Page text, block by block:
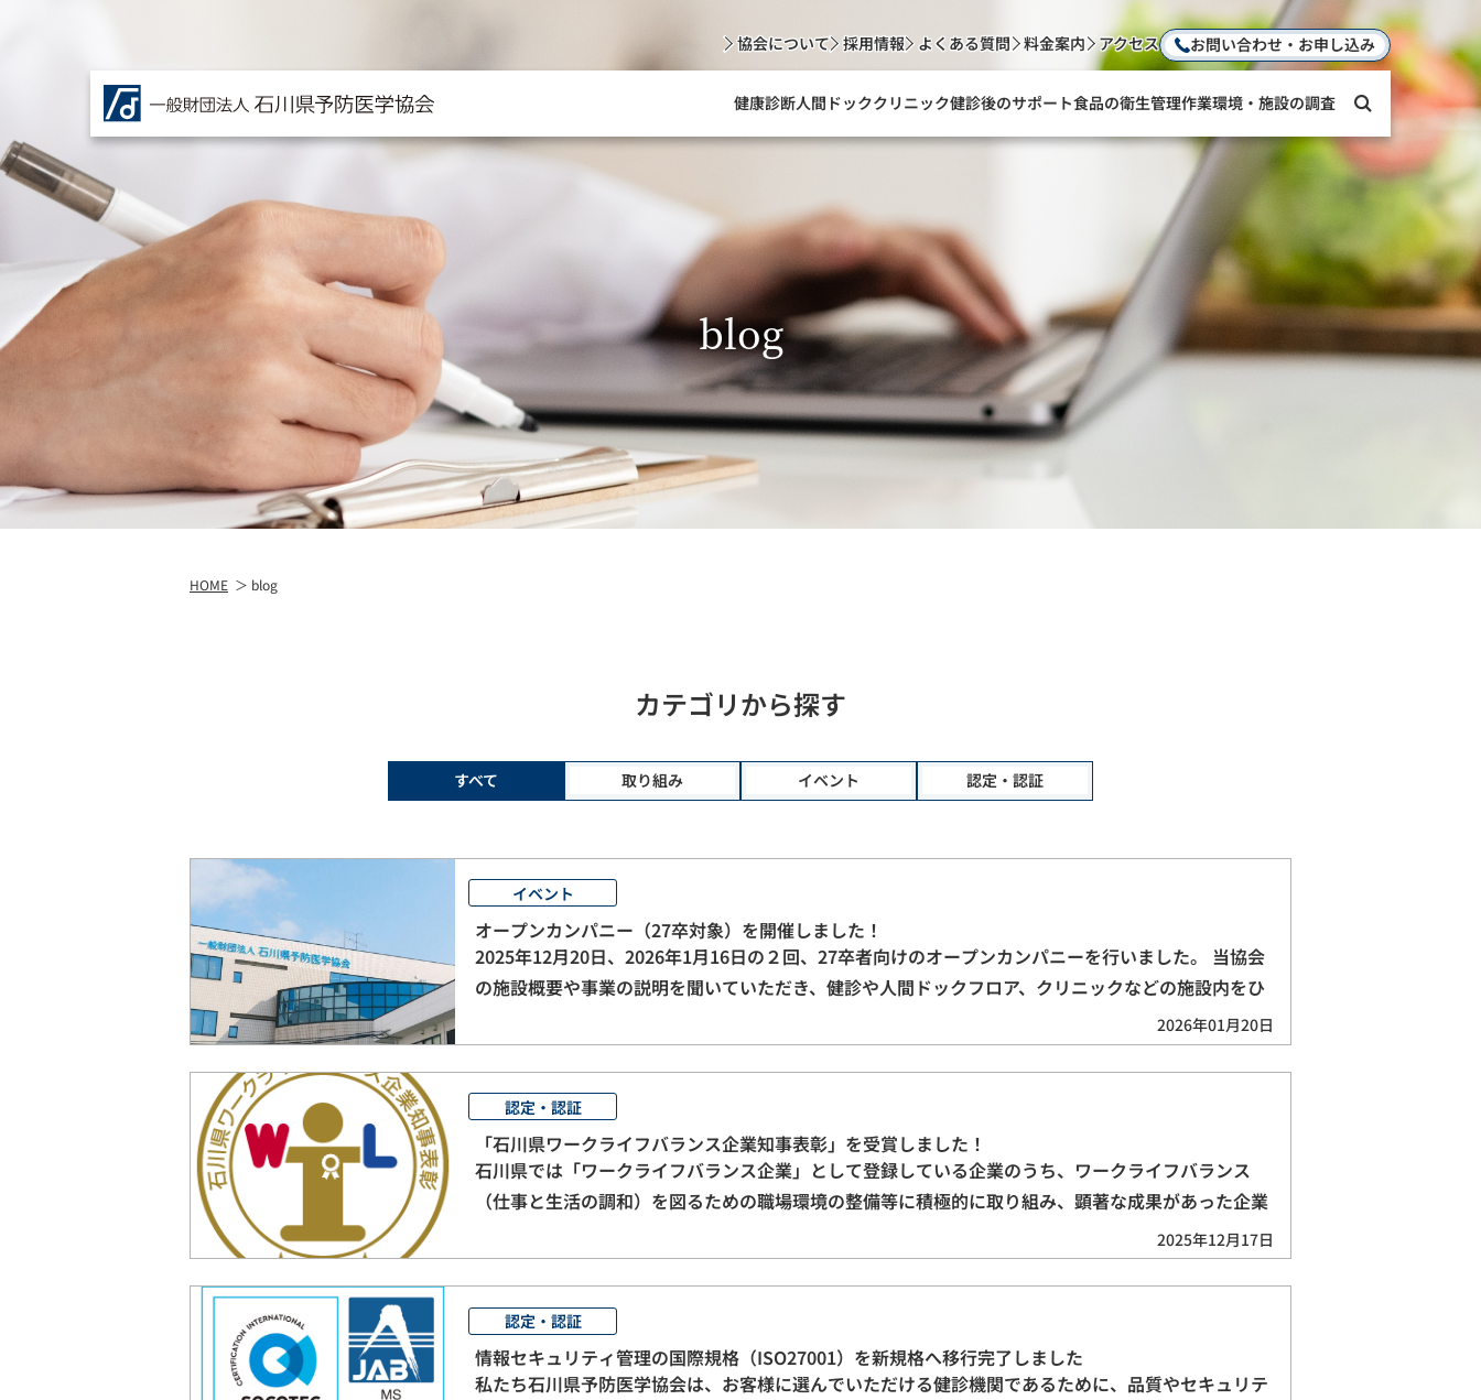
協会について 採用情報 よくある質問 料金案内 アクセス お問い合わせ・お申し込み
健康診断人間ドッククリニック健診後のサポート食品の衛生管理作業環境・施設の調査
blog
HOME blog
カテゴリから探す
すべて 取り組み イベント 認定・認証
イベント
オープンカンパニー（27卒対象）を開催しました！
2025年12月20日、2026年1月16日の２回、27卒者向けのオープンカンパニーを行いました。 当協会
の施設概要や事業の説明を聞いていただき、健診や人間ドックフロア、クリニックなどの施設内をひ
2026年01月20日
認定・認証
「石川県ワークライフバランス企業知事表彰」を受賞しました！
石川県では「ワークライフバランス企業」として登録している企業のうち、ワークライフバランス
（仕事と生活の調和）を図るための職場環境の整備等に積極的に取り組み、顕著な成果があった企業
2025年12月17日
認定・認証
情報セキュリティ管理の国際規格（ISO27001）を新規格へ移行完了しました
私たち石川県予防医学協会は、お客様に選んでいただける健診機関であるために、品質やセキュリテ